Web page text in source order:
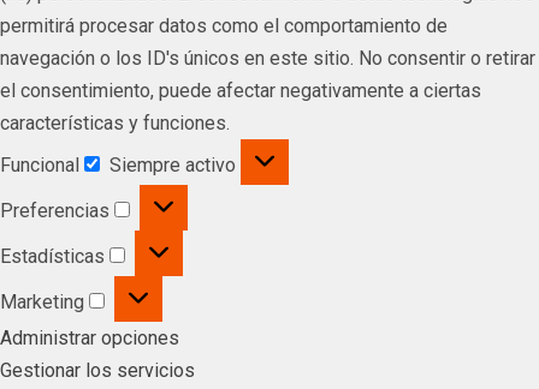
permitirá procesar datos como el comportamiento de
navegación o los ID's únicos en este sitio. No consentir o retirar
el consentimiento, puede afectar negativamente a ciertas
características y funciones.
Funcional
Siempre activo
Preferencias
Estadísticas
Marketing
Administrar opciones
Gestionar los servicios